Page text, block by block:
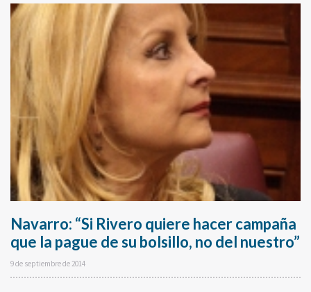
Navarro: “Si Rivero quiere hacer campaña
que la pague de su bolsillo, no del nuestro”
9 de septiembre de 2014